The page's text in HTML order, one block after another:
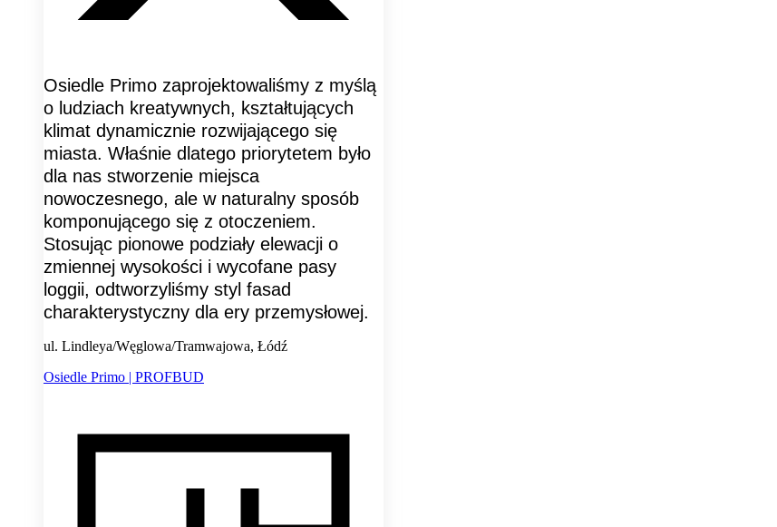
Osiedle Primo zaprojektowaliśmy z myślą
o ludziach kreatywnych, kształtujących
klimat dynamicznie rozwijającego się
miasta. Właśnie dlatego priorytetem było
dla nas stworzenie miejsca
nowoczesnego, ale w naturalny sposób
komponującego się z otoczeniem.
Stosując pionowe podziały elewacji o
zmiennej wysokości i wycofane pasy
loggii, odtworzyliśmy styl fasad
charakterystyczny dla ery przemysłowej.
ul. Lindleya/Węglowa/Tramwajowa, Łódź
Osiedle Primo | PROFBUD